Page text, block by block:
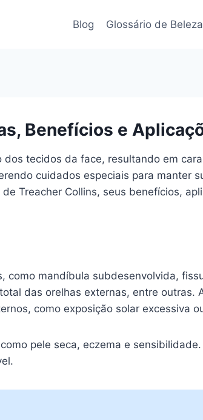
Blog Glossário de Beleza
Benefícios e
tecidos da face, resultando em
cuidados especiais para manter
Treacher Collins, seus benefícios,
como mandíbula subdesenvolvida,
das orelhas externas, entre outras.
como exposição solar excessiva
pele seca, eczema e